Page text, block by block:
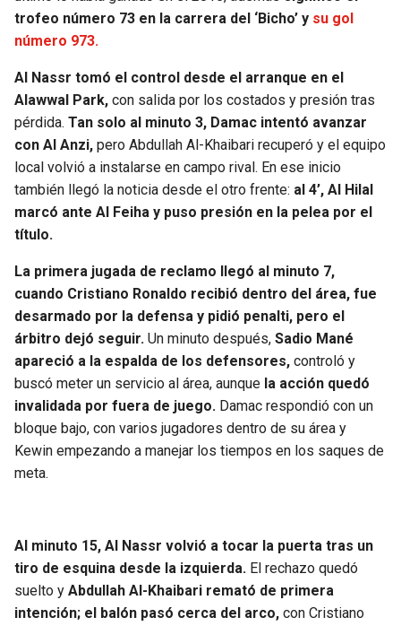
FALCONS
PANTHERS
SAINTS
BUCCANEERS
TRAIL BLAZERS
JAZZ
trofeo número 73 en la carrera del ‘Bicho’ y su gol
número 973.
Al Nassr tomó el control desde el arranque en el
Alawwal Park, con salida por los costados y presión tras
pérdida. Tan solo al minuto 3, Damac intentó avanzar
con Al Anzi, pero Abdullah Al-Khaibari recuperó y el equipo
local volvió a instalarse en campo rival. En ese inicio
también llegó la noticia desde el otro frente: al 4’, Al Hilal
marcó ante Al Feiha y puso presión en la pelea por el
título.
La primera jugada de reclamo llegó al minuto 7,
cuando Cristiano Ronaldo recibió dentro del área, fue
desarmado por la defensa y pidió penalti, pero el
árbitro dejó seguir. Un minuto después, Sadio Mané
apareció a la espalda de los defensores, controló y
buscó meter un servicio al área, aunque la acción quedó
invalidada por fuera de juego. Damac respondió con un
bloque bajo, con varios jugadores dentro de su área y
Kewin empezando a manejar los tiempos en los saques de
meta.
Al minuto 15, Al Nassr volvió a tocar la puerta tras un
tiro de esquina desde la izquierda. El rechazo quedó
suelto y Abdullah Al-Khaibari remató de primera
intención; el balón pasó cerca del arco, con Cristiano